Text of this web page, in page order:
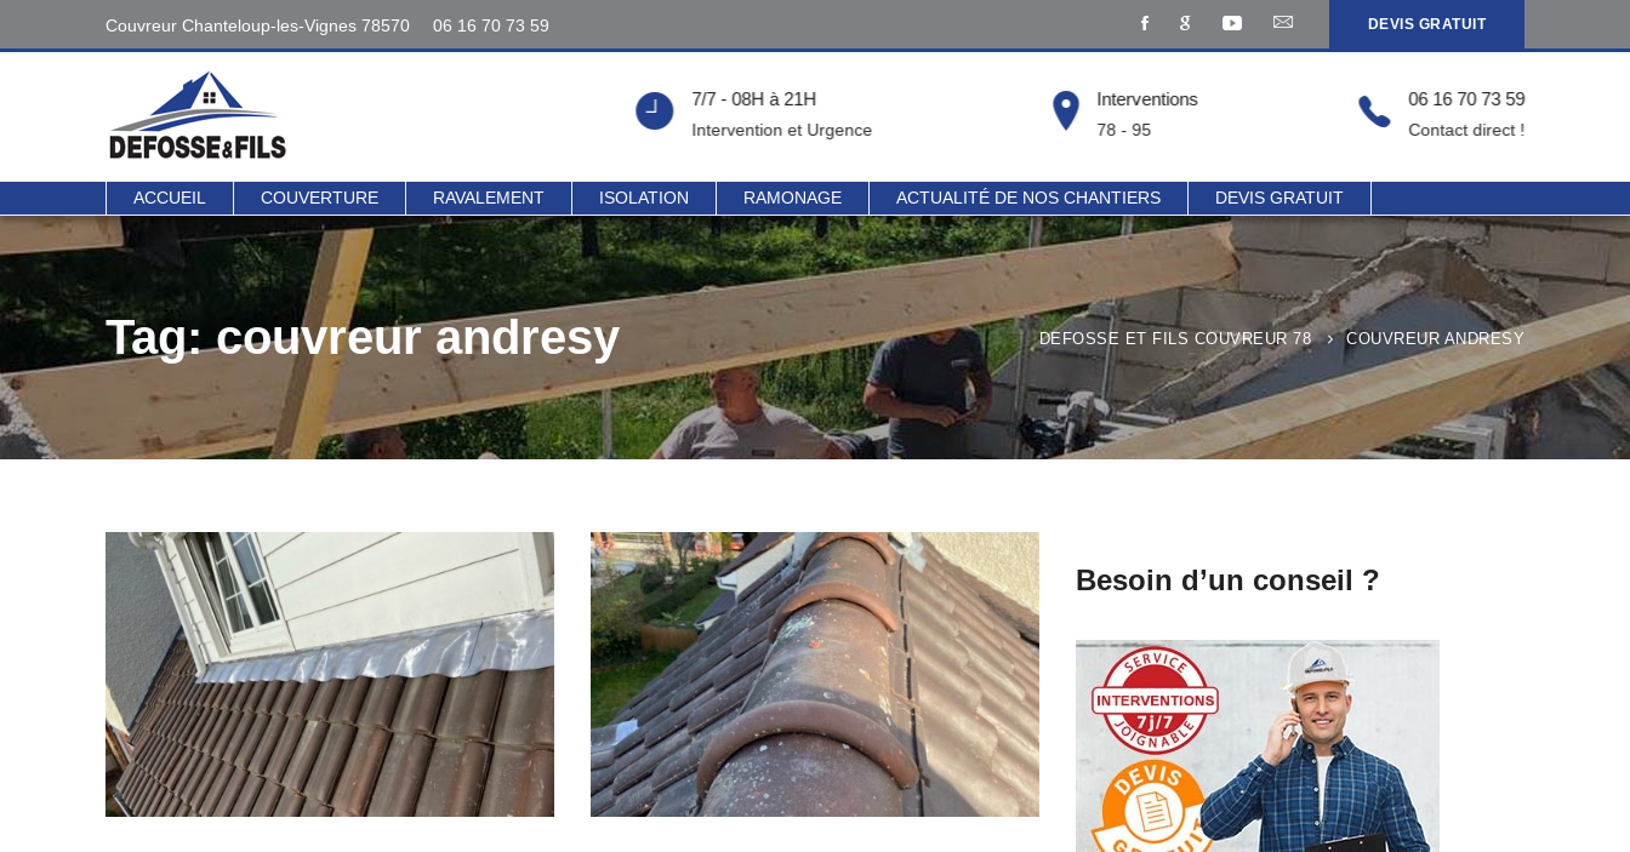
Couvreur Chanteloup-les-Vignes 78570 06 16 70 73 59 DEVIS GRATUIT
Interventions
78 - 95
7/7 - 08H à 21H
Intervention et Urgence
Interventions
78 - 95
06 16 70 73 59
Contact direct !
ACCUEIL COUVERTURE RAVALEMENT ISOLATION RAMONAGE ACTUALITÉ DE NOS CHANTIERS DEVIS GRATUIT
Tag: couvreur andresy DEFOSSE ET FILS COUVREUR 78 COUVREUR ANDRESY
Besoin d’un conseil ?